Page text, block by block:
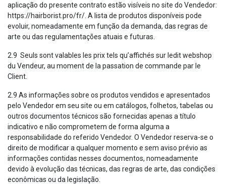
aplicação do presente contrato estão visíveis no site do Vendedor:
https://hairborist.pro/fr/. A lista de produtos disponíveis pode
evoluir, nomeadamente em função da demanda, das regras de
arte ou das regulamentações atuais e futuras.
2.9 Seuls sont valables les prix tels qu’affichés sur ledit webshop
du Vendeur, au moment de la passation de commande par le
Client.
2.9 As informações sobre os produtos vendidos e apresentados
pelo Vendedor em seu site ou em catálogos, folhetos, tabelas ou
outros documentos técnicos são fornecidas apenas a título
indicativo e não comprometem de forma alguma a
responsabilidade do referido Vendedor. O Vendedor reserva-se o
direito de modificar a qualquer momento e sem aviso prévio as
informações contidas nesses documentos, nomeadamente
devido à evolução das técnicas, das regras de arte, das condições
econômicas ou da legislação.